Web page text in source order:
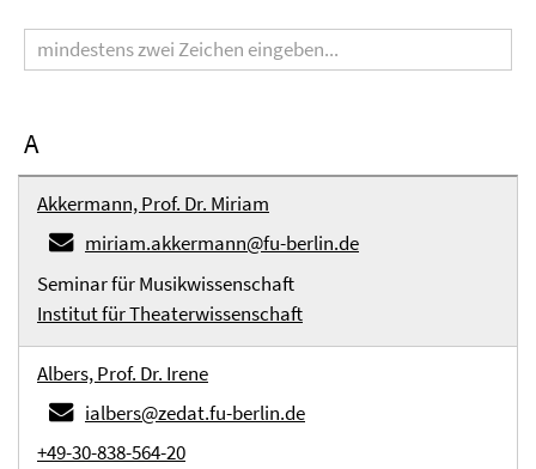
A
Akkermann, Prof. Dr. Miriam
miriam.akkermann@fu-berlin.de
Seminar für Musikwissenschaft
Institut für Theaterwissenschaft
Albers, Prof. Dr. Irene
ialbers@zedat.fu-berlin.de
+49-30-838-564-20